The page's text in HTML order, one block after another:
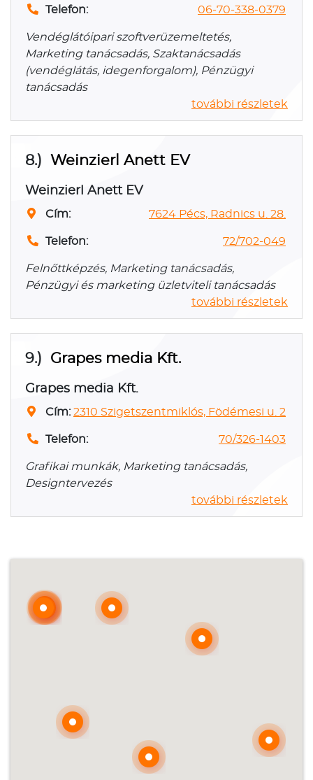
Telefon: 06-70-338-0379
Vendéglátóipari szoftverüzemeltetés,
Marketing tanácsadás, Szaktanácsadás
(vendéglátás, idegenforgalom), Pénzügyi
tanácsadás
további részletek
8.) Weinzierl Anett EV
Weinzierl Anett EV
Cím: 7624 Pécs, Radnics u. 28.
Telefon: 72/702-049
Felnőttképzés, Marketing tanácsadás,
Pénzügyi és marketing üzletviteli tanácsadás
további részletek
9.) Grapes media Kft.
Grapes media Kft.
Cím: 2310 Szigetszentmiklós, Födémesi u. 2
Telefon: 70/326-1403
Grafikai munkák, Marketing tanácsadás,
Designtervezés
további részletek